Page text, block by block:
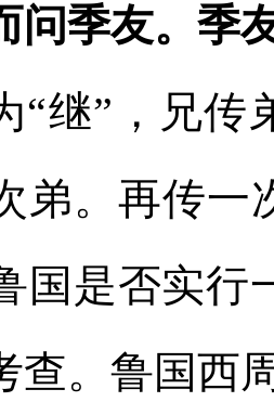
问季友。季
“继”，兄传
弟。再传一
国是否实行
查。鲁国西